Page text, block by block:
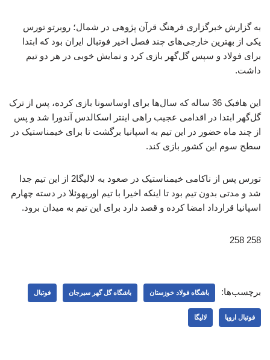
به گزارش خبرگزاری فرهنگ قرآن پژوهی در شمال؛ روبرتو تورس
یکی از بهترین خارجی‌های چند فصل اخیر فوتبال ایران بود که ابتدا
برای فولاد و سپس گل‌گهر بازی کرد و نمایش خوبی در هر دو تیم
داشت.
این هافبک 36 ساله که سال‌ها برای اوساسونا بازی کرده، پس از ترک
گل‌گهر ابتدا در اقدامی عجیب راهی اینتر اسکالدس آندورا شد و پس
از چند ماه حضور در این تیم به اسپانیا برگشت تا برای خیمناستیک در
سطح سوم این کشور بازی کند.
تورس پس از ناکامی خیمناستیک در صعود به لالیگا2 از این تیم جدا
شد و مدتی بدون تیم بود تا اینکه اخیرا با تیم اوریهوئلا در دسته چهارم
اسپانیا قرارداد امضا کرده و قصد دارد برای این تیم به میدان برود.
258 258
برچسب‌ها: باشگاه فولاد خوزستان باشگاه گل گهر سیرجان فوتبال
فوتبال اروپا لالیگا